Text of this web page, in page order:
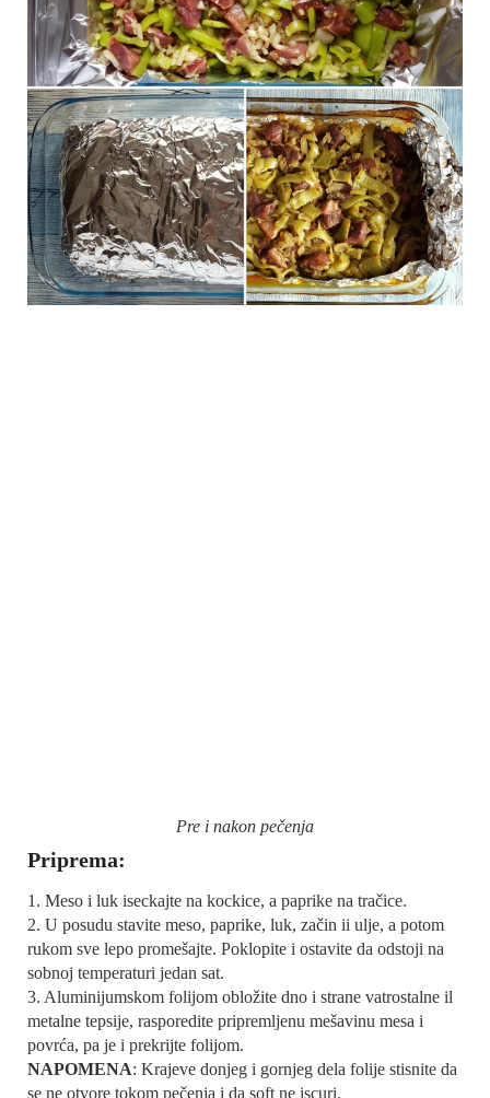
Pre i nakon pečenja
Priprema:
1. Meso i luk iseckajte na kockice, a paprike na tračice.
2. U posudu stavite meso, paprike, luk, začin ii ulje, a potom
rukom sve lepo promešajte. Poklopite i ostavite da odstoji na
sobnoj temperaturi jedan sat.
3. Aluminijumskom folijom obložite dno i strane vatrostalne il
metalne tepsije, rasporedite pripremljenu mešavinu mesa i
povrća, pa je i prekrijte folijom.
NAPOMENA: Krajeve donjeg i gornjeg dela folije stisnite da
se ne otvore tokom pečenja i da soft ne iscuri.